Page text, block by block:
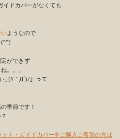
イドカバーがなくても
ようなので
(^^)
ができず
。。。
(#｀Д´)ﾉ」って
季節です！
ト・ガイドカバーをご購入ご希望の方は